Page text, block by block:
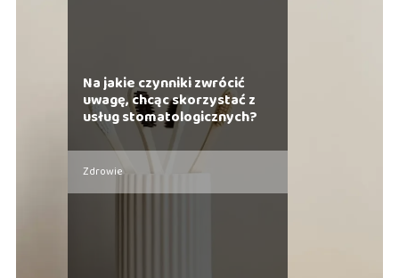
Na jakie czynniki zwrócić
uwagę, chcąc skorzystać z
usług stomatologicznych?
Zdrowie